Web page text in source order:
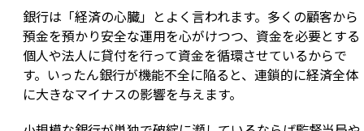
銀行は「経済の心臓」とよく言われます。多くの顧客から
預金を預かり安全な運用を心がけつつ、資金を必要とする
個人や法人に貸付を行って資金を循環させているからで
す。いったん銀行が機能不全に陥ると、連鎖的に経済全体
に大きなマイナスの影響を与えます。